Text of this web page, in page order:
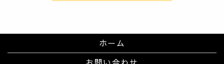
ホーム